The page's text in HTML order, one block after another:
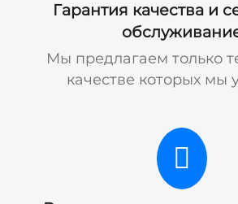
Гарантия качества и
Мы предлагаем только
качестве которых мы